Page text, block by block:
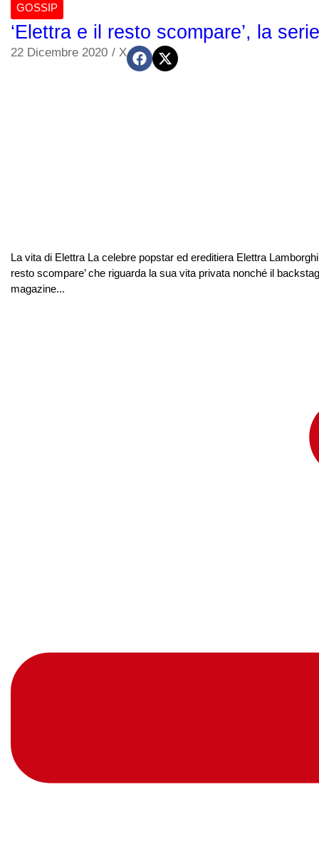
GOSSIP
‘Elettra e il resto scompare’, la
22 Dicembre 2020 / X
La vita di Elettra La celebre popstar ed ereditiera Elettra
resto scompare’ che riguarda la sua vita privata nonché il
magazine...